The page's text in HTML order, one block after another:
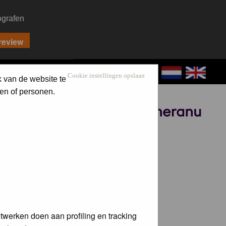
Cookie instellingen opslaan
van de website te
of personen.
doen aan profiling en tracking